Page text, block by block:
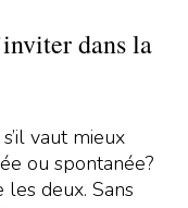
dans la
vaut mieux
ou spontanée?
deux. Sans